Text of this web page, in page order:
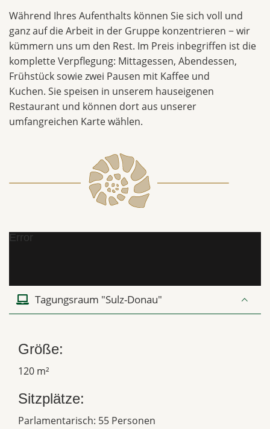
Während Ihres Aufenthalts können Sie sich voll und
ganz auf die Arbeit in der Gruppe konzentrieren − wir
kümmern uns um den Rest. Im Preis inbegriffen ist die
komplette Verpflegung: Mittagessen, Abendessen,
Frühstück sowie zwei Pausen mit Kaffee und
Kuchen. Sie speisen in unserem hauseigenen
Restaurant und können dort aus unserer
umfangreichen Karte wählen.
Error
Tagungsraum "Sulz-Donau"
Größe:
120 m²
Sitzplätze:
Parlamentarisch: 55 Personen